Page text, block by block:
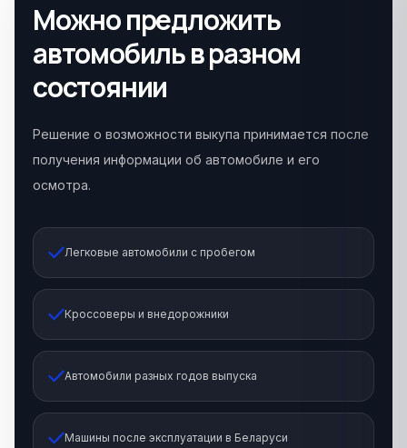
Можно предложить
автомобиль в разном
состоянии
Решение о возможности выкупа принимается после
получения информации об автомобиле и его
осмотра.
Легковые автомобили с пробегом
Кроссоверы и внедорожники
Автомобили разных годов выпуска
Машины после эксплуатации в Беларуси